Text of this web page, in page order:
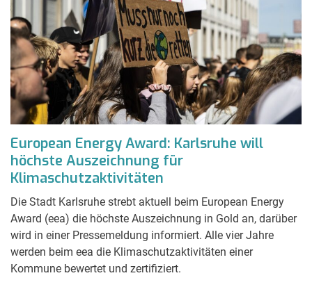
European Energy Award: Karlsruhe will
höchste Auszeichnung für
Klimaschutzaktivitäten
Die Stadt Karlsruhe strebt aktuell beim European Energy
Award (eea) die höchste Auszeichnung in Gold an, darüber
wird in einer Pressemeldung informiert. Alle vier Jahre
werden beim eea die Klimaschutzaktivitäten einer
Kommune bewertet und zertifiziert.